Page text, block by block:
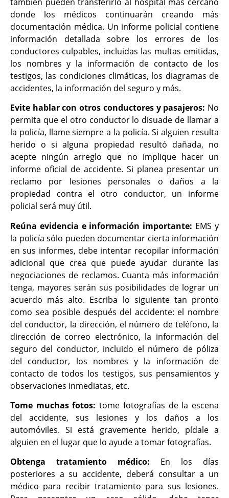
donde los médicos continuarán creando más
documentación médica. Un informe policial contiene
información detallada sobre los errores de los
conductores culpables, incluidas las multas emitidas,
los nombres y la información de contacto de los
testigos, las condiciones climáticas, los diagramas de
accidentes, la información del seguro y más.
Evite hablar con otros conductores y pasajeros: No
permita que el otro conductor lo disuade de llamar a
la policía, llame siempre a la policía. Si alguien resulta
herido o si alguna propiedad resultó dañada, no
acepte ningún arreglo que no implique hacer un
informe oficial de accidente. Si planea presentar un
reclamo por lesiones personales o daños a la
propiedad contra el otro conductor, un informe
policial será muy útil.
Reúna evidencia e información importante: EMS y
la policía sólo pueden documentar cierta información
en sus informes, debe intentar recopilar información
adicional que crea que puede ayudar durante las
negociaciones de reclamos. Cuanta más información
tenga, mayores serán sus posibilidades de lograr un
acuerdo más alto. Escriba lo siguiente tan pronto
como sea posible después del accidente: el nombre
del conductor, la dirección, el número de teléfono, la
dirección de correo electrónico, la información del
seguro del conductor, incluido el número de póliza
del conductor, los nombres y la información de
contacto de todos los testigos, sus pensamientos y
observaciones inmediatas, etc.
Tome muchas fotos: tome fotografías de la escena
del accidente, sus lesiones y los daños a los
automóviles. Si está gravemente herido, pídale a
alguien en el lugar que lo ayude a tomar fotografías.
Obtenga tratamiento médico: En los días
posteriores a su accidente, deberá consultar a un
médico para recibir tratamiento para sus lesiones.